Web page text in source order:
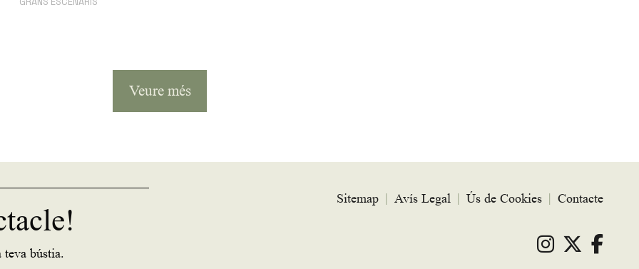
Veure més
bústia.
Sitemap | Avís Legal | Ús de Cookies | Contacte
Link aLink